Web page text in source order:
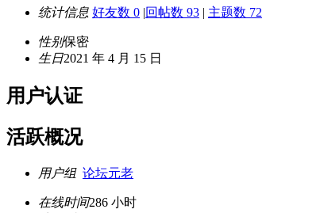
统计信息 好友数 0 |回帖数 93 | 主题数 72
性别保密
生日2021 年 4 月 15 日
用户认证
活跃概况
用户组 论坛元老
在线时间286 小时